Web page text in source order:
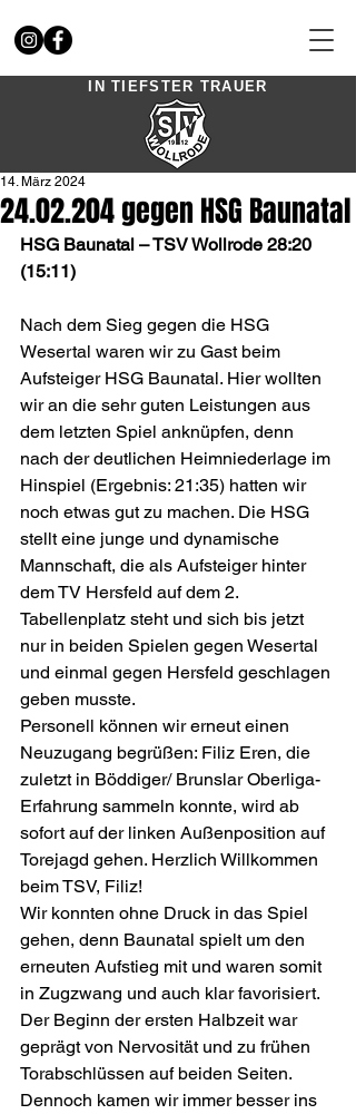
IN TIEFSTER TRAUER
24.02.204 gegen HSG Baunatal
14. März 2024
HSG Baunatal – TSV Wollrode 28:20
(15:11)
Nach dem Sieg gegen die HSG
Wesertal waren wir zu Gast beim
Aufsteiger HSG Baunatal. Hier wollten
wir an die sehr guten Leistungen aus
dem letzten Spiel anknüpfen, denn
nach der deutlichen Heimniederlage im
Hinspiel (Ergebnis: 21:35) hatten wir
noch etwas gut zu machen. Die HSG
stellt eine junge und dynamische
Mannschaft, die als Aufsteiger hinter
dem TV Hersfeld auf dem 2.
Tabellenplatz steht und sich bis jetzt
nur in beiden Spielen gegen Wesertal
und einmal gegen Hersfeld geschlagen
geben musste.
Personell können wir erneut einen
Neuzugang begrüßen: Filiz Eren, die
zuletzt in Böddiger/ Brunslar Oberliga-
Erfahrung sammeln konnte, wird ab
sofort auf der linken Außenposition auf
Torejagd gehen. Herzlich Willkommen
beim TSV, Filiz!
Wir konnten ohne Druck in das Spiel
gehen, denn Baunatal spielt um den
erneuten Aufstieg mit und waren somit
in Zugzwang und auch klar favorisiert.
Der Beginn der ersten Halbzeit war
geprägt von Nervosität und zu frühen
Torabschlüssen auf beiden Seiten.
Dennoch kamen wir immer besser ins